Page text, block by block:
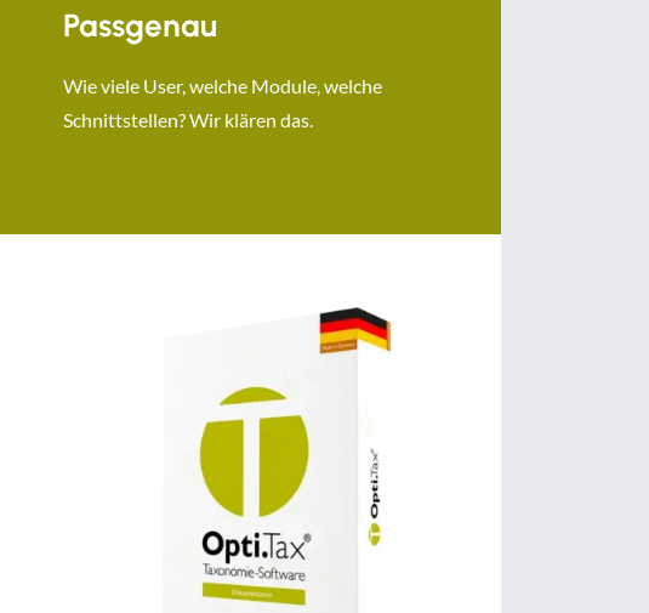
Passgenau
Wie viele User, welche Module, welche
Schnittstellen? Wir klären das.